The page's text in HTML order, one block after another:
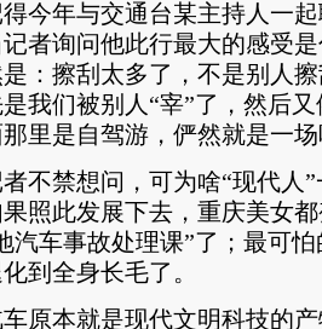
年与交通台某主持人一起
者询问他此行最大的感受
：擦刮太多了，不是别人
是我们被别人“宰”了，然后
里是自驾游，俨然就是一
禁想问，可为啥“现代人”
照此发展下去，重庆美女
汽车事故处理课”了；最可
到全身长毛了。
本就是现代文明科技的产